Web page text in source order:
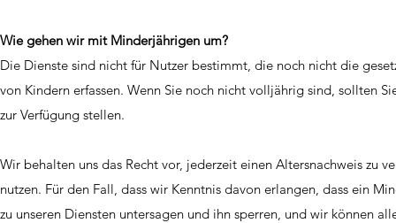
Wie gehen wir mit Minderjährigen um?
Die Dienste sind nicht für Nutzer bestimmt, die noch nicht die
von Kindern erfassen. Wenn Sie noch nicht volljährig sind, sollten
zur Verfügung stellen.
Wir behalten uns das Recht vor, jederzeit einen Altersnachweis zu
nutzen. Für den Fall, dass wir Kenntnis davon erlangen, dass ein
zu unseren Diensten untersagen und ihn sperren, und wir können